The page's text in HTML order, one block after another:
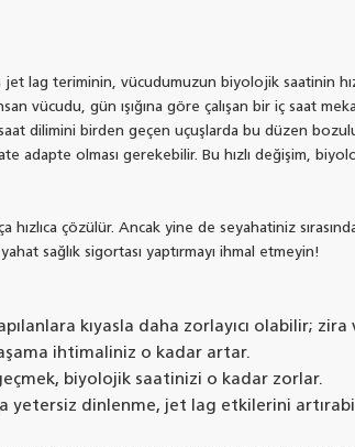
lag teriminin, vücudumuzun biyolojik saatinin
vücudu, gün ışığına göre çalışan bir iç saat
dilimini birden geçen uçuşlarda bu düzen
adapte olması gerekebilir. Bu hızlı değişim,
çözülür. Ancak yine de seyahatiniz
sağlık sigortası yaptırmayı ihmal etmeyin!
kıyasla daha zorlayıcı olabilir;
ihtimaliniz o kadar artar.
biyolojik saatinizi o kadar zorlar.
yetersiz dinlenme, jet lag etkilerini